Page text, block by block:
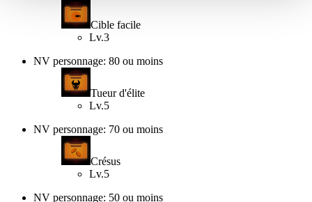
Cible facile
Lv.3
NV personnage: 80 ou moins
Tueur d'élite
Lv.5
NV personnage: 70 ou moins
Crésus
Lv.5
NV personnage: 50 ou moins